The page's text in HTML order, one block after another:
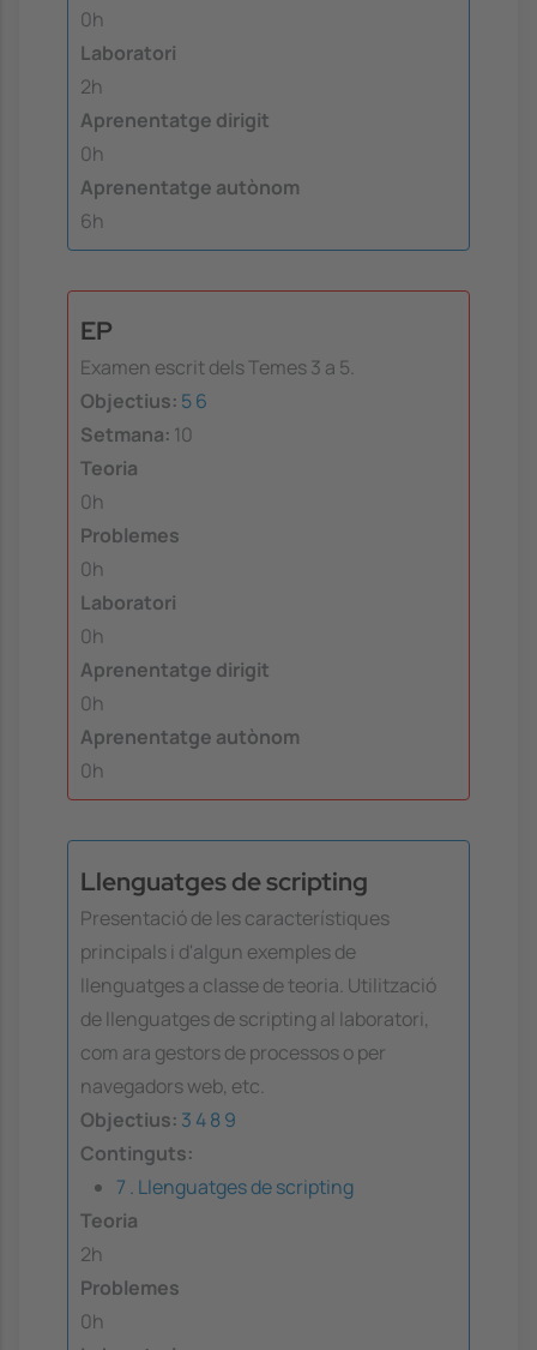
0h
Laboratori
2h
Aprenentatge dirigit
0h
Aprenentatge autònom
6h
EP
Examen escrit dels Temes 3 a 5.
Objectius: 56
Setmana: 10
Teoria
0h
Problemes
0h
Laboratori
0h
Aprenentatge dirigit
0h
Aprenentatge autònom
0h
Llenguatges de scripting
Presentació de les característiques
principals i d'algun exemples de
llenguatges a classe de teoria. Utilització
de llenguatges de scripting al laboratori,
com ara gestors de processos o per
navegadors web, etc.
Objectius: 3 48 9
Continguts:
7 . Llenguatges de scripting
Teoria
2h
Problemes
0h